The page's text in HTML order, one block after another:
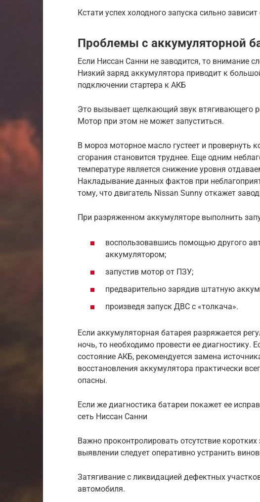
Кстати успех холодного запуска сильно
Проблемы с аккумуляторной
Если Ниссан Санни не заводится, то внимание
Низкий заряд аккумулятора приводит к
подключении стартера к АКБ
Это вызывает щелкающий звук втягивающего
Мотор при этом не может запуститься.
В мороз моторное масло густеет и провернуть
сгорания становится труднее. Еще одним
температуре является снижение уровня
Накладывание данных фактов при
тому, что двигатель Nissan Sunny откажет
При разряженном аккумуляторе выполнить
воспользовавшись помощью другого
аккумулятором;
запустив мотор от ПЗУ;
предварительно зарядив штатную
произведя запуск ДВС с «толкача».
Если аккумуляторная батарея разряжается
ночь, то необходимо провести ее диагностику.
состояние АКБ, рекомендуется замена
восстановления аккумулятора практически
опасны.
Если же диагностика батареи покажет ее
сеть Ниссан Санни
Важно проконтролировать отсутствие
выявлении следует оперативно устранить
Затягивание с ликвидацией дефектных
автомобиля.